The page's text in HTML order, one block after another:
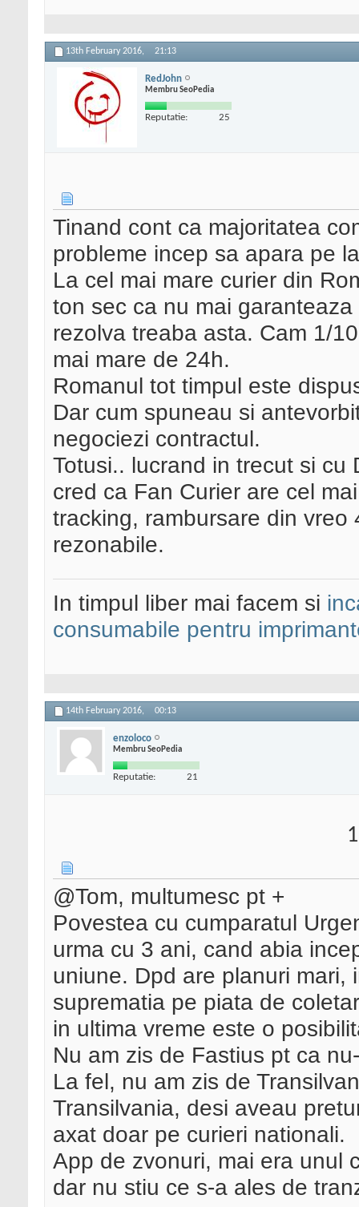
13th February 2016, 21:13
RedJohn
Membru SeoPedia
Reputatie: 25
Tinand cont ca majoritatea
probleme incep sa apara pe
La cel mai mare curier din
ton sec ca nu mai
rezolva treaba asta. Cam 1/
mai mare de 24h.
Romanul tot timpul este
Dar cum spuneau si
negociezi contractul.
Totusi.. lucrand in trecut si cu
cred ca Fan Curier are cel
tracking, rambursare din
rezonabile.
In timpul liber mai facem si
consumabile pentru
14th February 2016, 00:13
enzoloco
Membru SeoPedia
Reputatie: 21
@Tom, multumesc pt +
Povestea cu cumparatul
urma cu 3 ani, cand abia
uniune. Dpd are planuri mari,
suprematia pe piata de
in ultima vreme este o
Nu am zis de Fastius pt ca
La fel, nu am zis de
Transilvania, desi aveau
axat doar pe curieri nationali.
App de zvonuri, mai era unul
dar nu stiu ce s-a ales de